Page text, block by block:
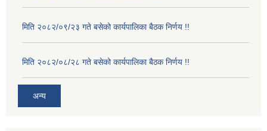
मिति २०८२/०९/२३ गते बसेको कार्यपालिका बैठक निर्णय !!
मिति २०८२/०८/२८ गते बसेको कार्यपालिका बैठक निर्णय !!
अन्य